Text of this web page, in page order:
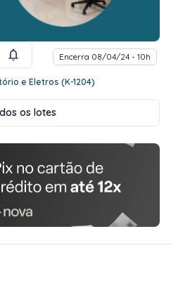
Encerra 08/04/24 - 10h
e Eletros (K-1204)
os lotes